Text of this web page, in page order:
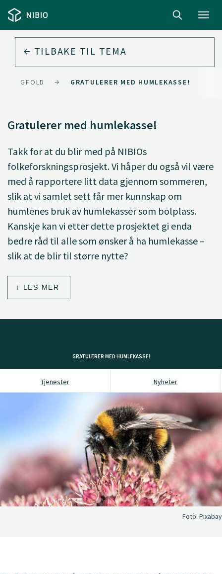
TILBAKE TIL TEMA
GRATULERER MED HUMLEKASSE!
Gratulerer med humlekasse!
Takk for at du blir med på NIBIOs
folkeforskningsprosjekt. Vi håper du også vil være
med å rapportere litt data gjennom sommeren,
slik at vi samlet sett får mer kunnskap om
humlenes bruk av humlekasser som bolplass.
Kanskje kan vi etter dette prosjektet gi enda
bedre råd til alle som ønsker å ha humlekasse –
slik at de blir til større nytte?
LES MER
GRATULERER MED HUMLEKASSE!
Tjenester Nyheter
Foto: Pixabay